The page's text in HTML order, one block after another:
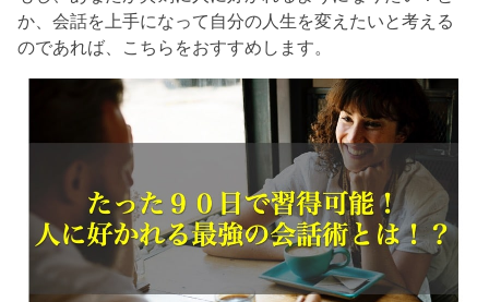
か、会話を上手になって自分の人生を変えたいと考える
のであれば、こちらをおすすめします。